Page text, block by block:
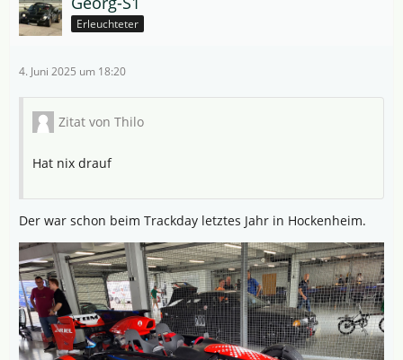
Erleuchteter
4. Juni 2025 um 18:20
Zitat von Thilo
Hat nix drauf
Der war schon beim Trackday letztes Jahr in Hockenheim.